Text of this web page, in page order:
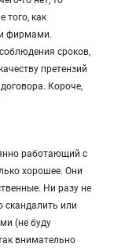
того, как
фирмами.
сроков,
претензий
Короче,
работающий с
хорошее. Они
Ни разу не
скандалить или
(не буду
внимательно